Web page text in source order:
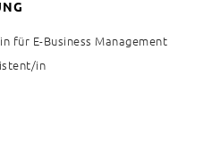
für E-Business Management
in